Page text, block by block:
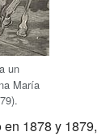
un
María
1878 y 1879,